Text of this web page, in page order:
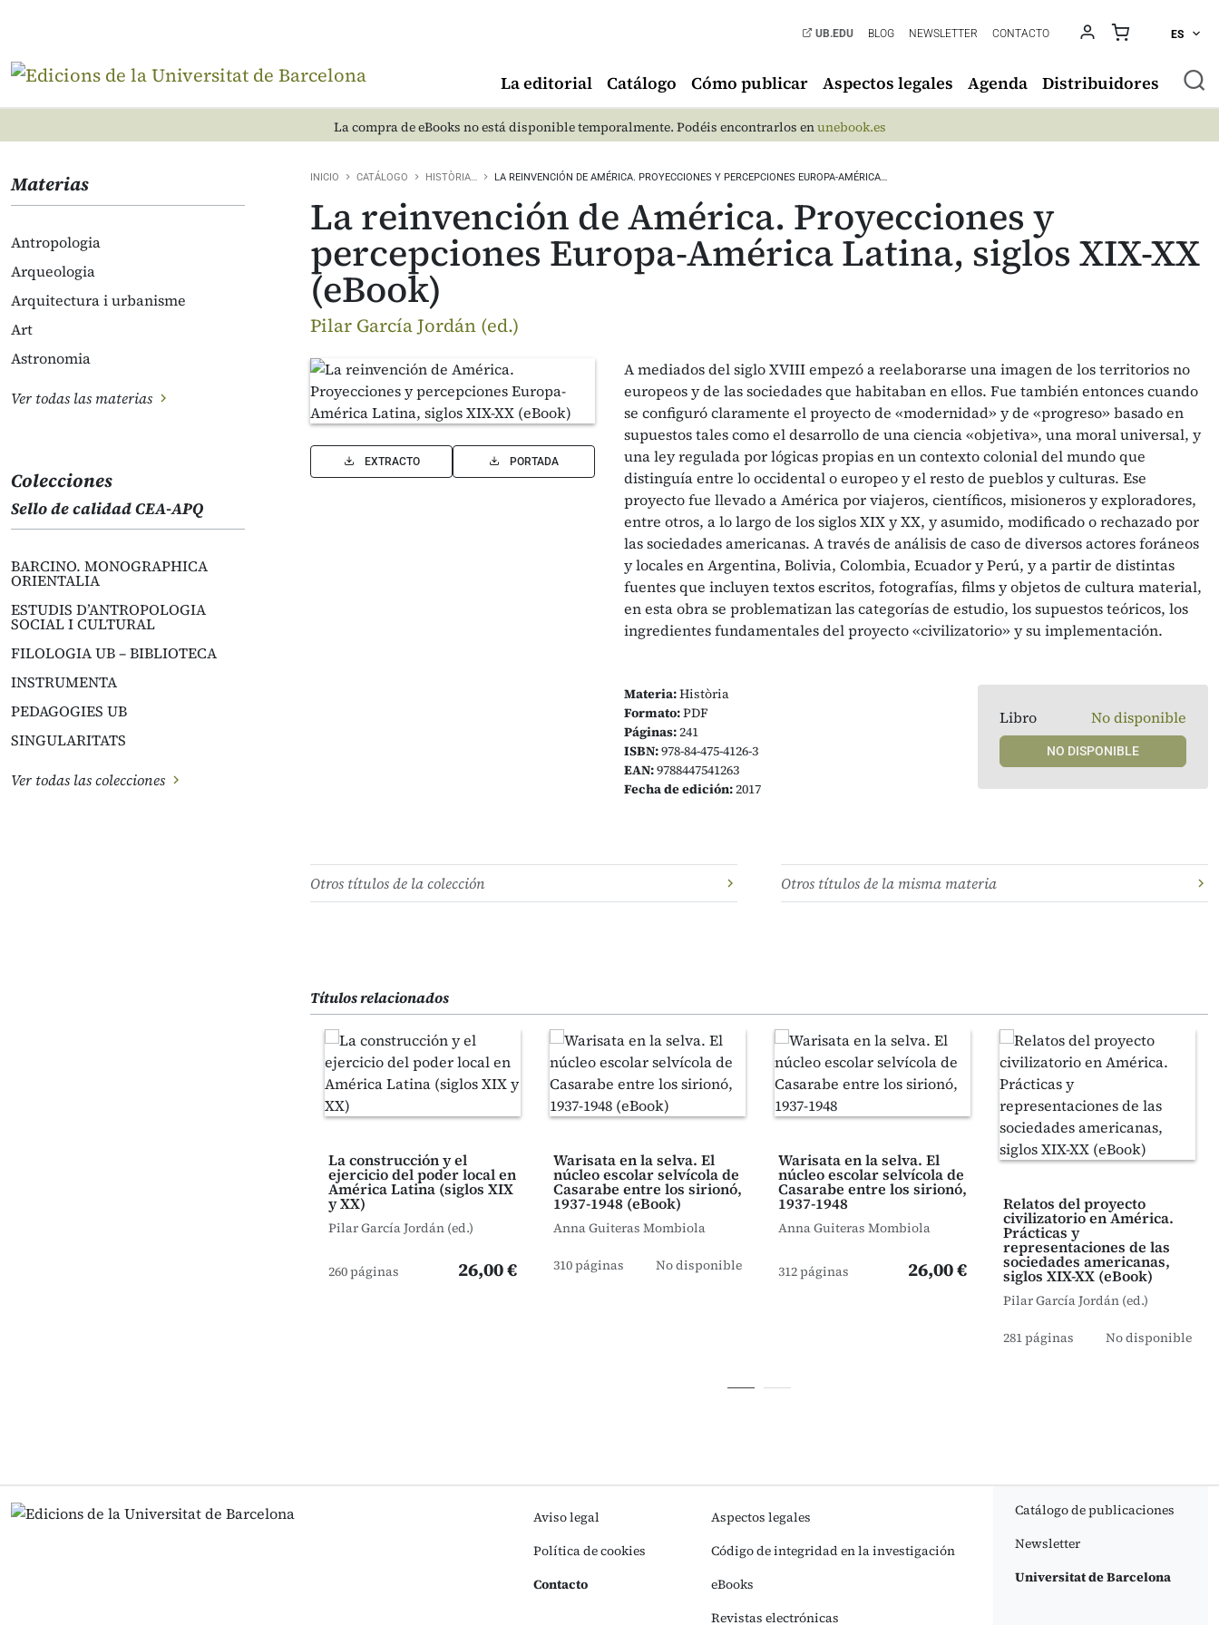
UB.EDU BLOG NEWSLETTER CONTACTO ES
La editorial Catálogo Cómo publicar Aspectos legales Agenda Distribuidores
La compra de eBooks no está disponible temporalmente. Podéis encontrarlos enunebook.es
Materias
Antropologia
Arqueologia
Arquitectura i urbanisme
Art
Astronomia
Ver todas las materias
Colecciones
Sello de calidad CEA-APQ
BARCINO. MONOGRAPHICA
ORIENTALIA
ESTUDIS D’ANTROPOLOGIA
SOCIAL I CULTURAL
FILOLOGIA UB – BIBLIOTECA
INSTRUMENTA
PEDAGOGIES UB
SINGULARITATS
Ver todas las colecciones
INICIO CATÁLOGO HISTÒRIA… LA REINVENCIÓN DE AMÉRICA. PROYECCIONES Y PERCEPCIONES EUROPA-AMÉRICA…
La reinvención de América. Proyecciones y
percepciones Europa-América Latina, siglos XIX-XX
(eBook)
Pilar García Jordán (ed.)
EXTRACTO PORTADA
A mediados del siglo XVIII empezó a reelaborarse una imagen de los territorios no
europeos y de las sociedades que habitaban en ellos. Fue también entonces cuando
se configuró claramente el proyecto de «modernidad» y de «progreso» basado en
supuestos tales como el desarrollo de una ciencia «objetiva», una moral universal, y
una ley regulada por lógicas propias en un contexto colonial del mundo que
distinguía entre lo occidental o europeo y el resto de pueblos y culturas. Ese
proyecto fue llevado a América por viajeros, científicos, misioneros y exploradores,
entre otros, a lo largo de los siglos XIX y XX, y asumido, modificado o rechazado por
las sociedades americanas. A través de análisis de caso de diversos actores foráneos
y locales en Argentina, Bolivia, Colombia, Ecuador y Perú, y a partir de distintas
fuentes que incluyen textos escritos, fotografías, films y objetos de cultura material,
en esta obra se problematizan las categorías de estudio, los supuestos teóricos, los
ingredientes fundamentales del proyecto «civilizatorio» y su implementación.
Materia:Història
Formato:PDF
Páginas:241
ISBN:978-84-475-4126-3
EAN:9788447541263
Fecha de edición:2017
Libro No disponible
NO DISPONIBLE
Otros títulos de la colección Otros títulos de la misma materia
Títulos relacionados
La construcción y el
ejercicio del poder local en
América Latina (siglos XIX
y XX)
Pilar García Jordán (ed.)
260 páginas 26,00 €
Warisata en la selva. El
núcleo escolar selvícola de
Casarabe entre los sirionó,
1937-1948 (eBook)
Anna Guiteras Mombiola
310 páginas No disponible
Warisata en la selva. El
núcleo escolar selvícola de
Casarabe entre los sirionó,
1937-1948
Anna Guiteras Mombiola
312 páginas 26,00 €
Relatos del proyecto
civilizatorio en América.
Prácticas y
representaciones de las
sociedades americanas,
siglos XIX-XX (eBook)
Pilar García Jordán (ed.)
281 páginas No disponible
Aviso legal
Política de cookies
Contacto
Aspectos legales
Código de integridad en la investigación
eBooks
Revistas electrónicas
Catálogo de publicaciones
Newsletter
Universitat de Barcelona